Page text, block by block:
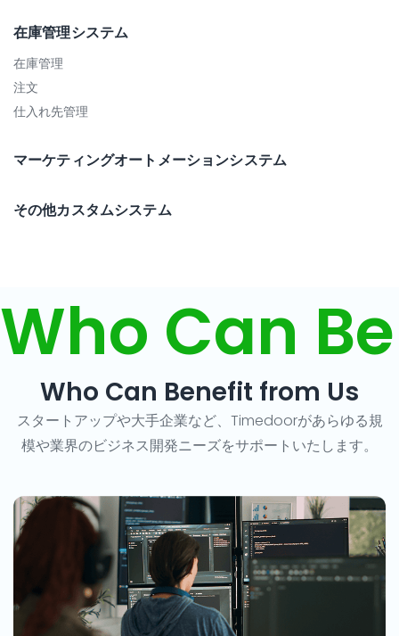
在庫管理システム
在庫管理
注文
仕入れ先管理
マーケティングオートメーションシステム
その他カスタムシステム
Who Can
Who Can Benefit from Us
スタートアップや大手企業など、Timedoorがあらゆる規
模や業界のビジネス開発ニーズをサポートいたします。